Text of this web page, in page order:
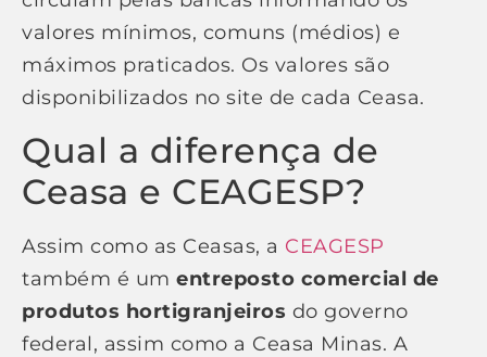
valores mínimos, comuns (médios) e
máximos praticados. Os valores são
disponibilizados no site de cada Ceasa.
Qual a diferença de
Ceasa e CEAGESP?
Assim como as Ceasas, a CEAGESP
também é um entreposto comercial de
produtos hortigranjeiros do governo
federal, assim como a Ceasa Minas. A